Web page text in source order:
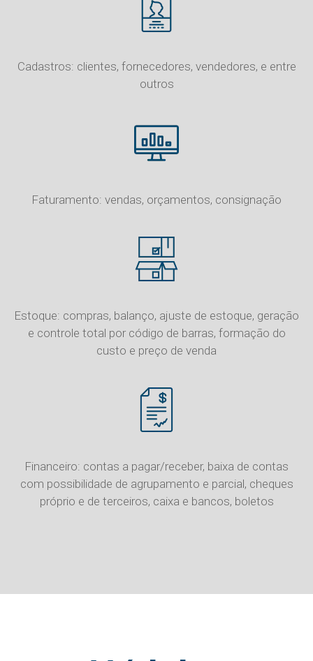
Cadastros: clientes, fornecedores, vendedores, e entre
outros
Faturamento: vendas, orçamentos, consignação
Estoque: compras, balanço, ajuste de estoque, geração
e controle total por código de barras, formação do
custo e preço de venda
Financeiro: contas a pagar/receber, baixa de contas
com possibilidade de agrupamento e parcial, cheques
próprio e de terceiros, caixa e bancos, boletos